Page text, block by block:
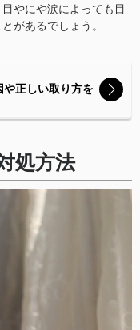
やにや涙によっても目
があるでしょう。
や正しい取り方を
処方法